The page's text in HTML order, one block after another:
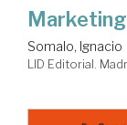
Somalo, Ignacio
LID Editorial.